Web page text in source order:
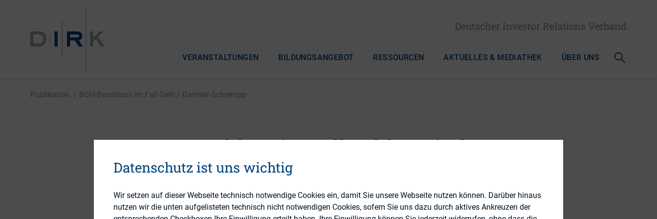
Deutscher Investor Relations Verband
VERANSTALTUNGEN BILDUNGSANGEBOT RESSOURCEN AKTUELLES & MEDIATHEK ÜBER UNS
Publikation BGH-Beschluss im Fall Geltl / Daimler-Schrempp
BGH-Beschluss im Fall Geltl / Daimler-
Schrempp
19. September 2013
Datenschutz ist uns wichtig
Wir setzen auf dieser Webseite technisch notwendige Cookies ein, damit Sie unsere Webseite nutzen können. Darüber hinaus
nutzen wir die unten aufgelisteten technisch nicht notwendigen Cookies, sofern Sie uns dazu durch aktives Ankreuzen der